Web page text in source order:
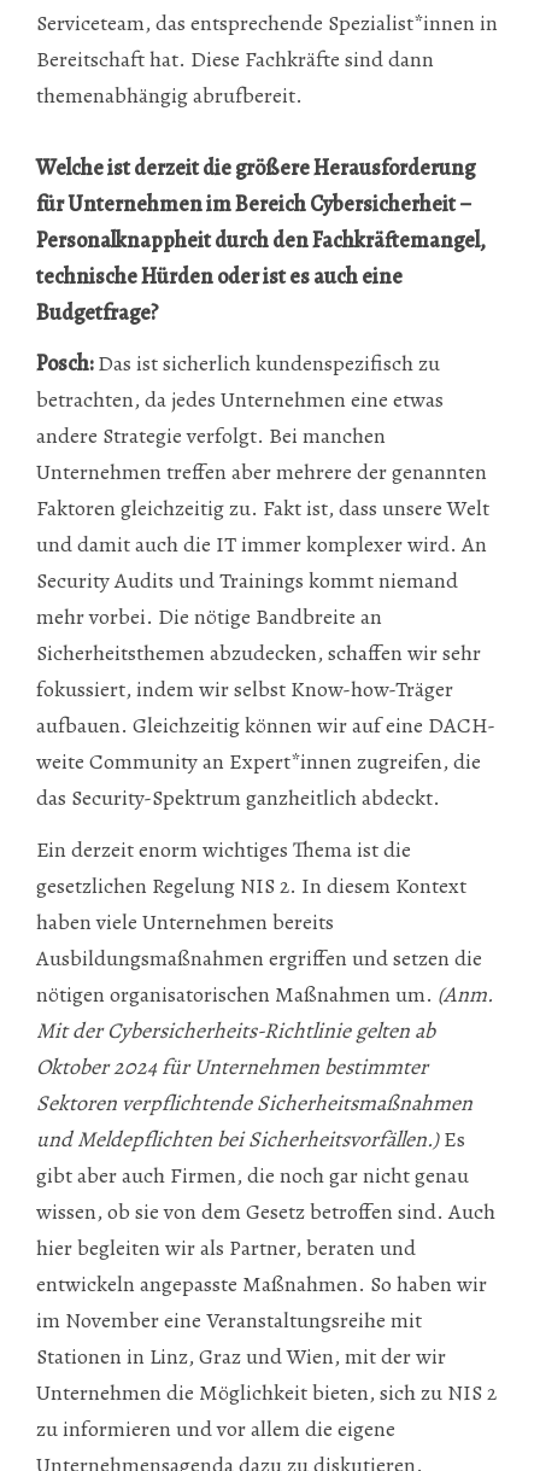
Serviceteam, das entsprechende Spezialist*innen in
Bereitschaft hat. Diese Fachkräfte sind dann
themenabhängig abrufbereit.
Welche ist derzeit die größere Herausforderung
für Unternehmen im Bereich Cybersicherheit –
Personalknappheit durch den Fachkräftemangel,
technische Hürden oder ist es auch eine
Budgetfrage?
Posch:Das ist sicherlich kundenspezifisch zu
betrachten, da jedes Unternehmen eine etwas
andere Strategie verfolgt. Bei manchen
Unternehmen treffen aber mehrere der genannten
Faktoren gleichzeitig zu. Fakt ist, dass unsere Welt
und damit auch die IT immer komplexer wird. An
Security Audits und Trainings kommt niemand
mehr vorbei. Die nötige Bandbreite an
Sicherheitsthemen abzudecken, schaffen wir sehr
fokussiert, indem wir selbst Know-how-Träger
aufbauen. Gleichzeitig können wir auf eine DACH-
weite Community an Expert*innen zugreifen, die
das Security-Spektrum ganzheitlich abdeckt.
Ein derzeit enorm wichtiges Thema ist die
gesetzlichen Regelung NIS 2. In diesem Kontext
haben viele Unternehmen bereits
Ausbildungsmaßnahmen ergriffen und setzen die
nötigen organisatorischen Maßnahmen um. (Anm.
Mit der Cybersicherheits-Richtlinie gelten ab
Oktober 2024 für Unternehmen bestimmter
Sektoren verpflichtende Sicherheitsmaßnahmen
und Meldepflichten bei Sicherheitsvorfällen.)Es
gibt aber auch Firmen, die noch gar nicht genau
wissen, ob sie von dem Gesetz betroffen sind. Auch
hier begleiten wir als Partner, beraten und
entwickeln angepasste Maßnahmen. So haben wir
im November eine Veranstaltungsreihe mit
Stationen in Linz, Graz und Wien, mit der wir
Unternehmen die Möglichkeit bieten, sich zu NIS 2
zu informieren und vor allem die eigene
Unternehmensagenda dazu zu diskutieren.